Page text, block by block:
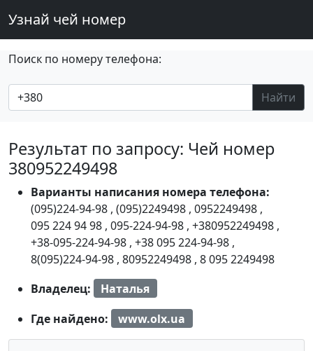
Узнай чей номер
Поиск по номеру телефона:
Найти
Результат по запросу: Чей номер
380952249498
Варианты написания номера телефона:
(095)224-94-98 , (095)2249498 , 0952249498 ,
095 224 94 98 , 095-224-94-98 , +380952249498 ,
+38-095-224-94-98 , +38 095 224-94-98 ,
8(095)224-94-98 , 80952249498 , 8 095 2249498
Владелец:
Наталья
Где найдено:
www.olx.ua